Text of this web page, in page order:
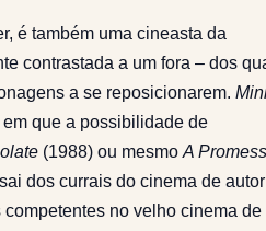
é também uma cineasta da
contrastada a um fora – dos
a se reposicionarem.
que a possibilidade de
(1988) ou mesmo A
dos currais do cinema de
no velho cinema de